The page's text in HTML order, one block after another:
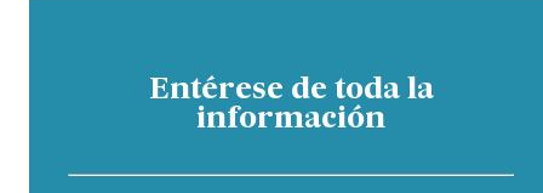
Entérese de toda la
información